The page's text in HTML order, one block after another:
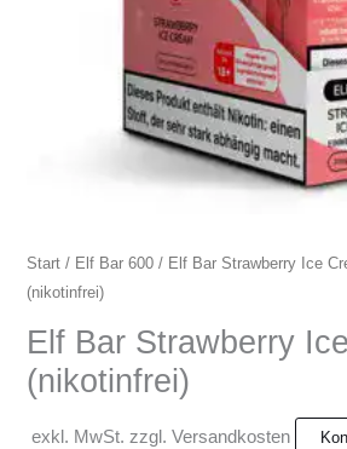
Start / Elf Bar 600 / Elf Bar Strawberry Ice
(nikotinfrei)
Elf Bar Strawberry
(nikotinfrei)
exkl. MwSt. zzgl. Versandkosten